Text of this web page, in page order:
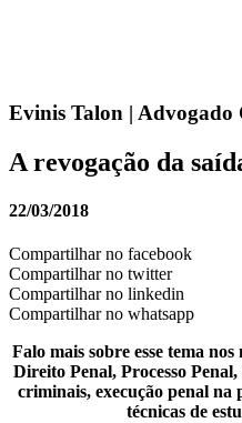
Evinis Talon | Advogado
A revogação da
22/03/2018
Compartilhar no facebook
Compartilhar no twitter
Compartilhar no linkedin
Compartilhar no whatsapp
Falo mais sobre esse tema
Direito Penal, Processo
criminais, execução penal
técnicas de